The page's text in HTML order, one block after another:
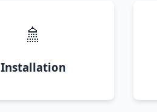
🚿
Installation